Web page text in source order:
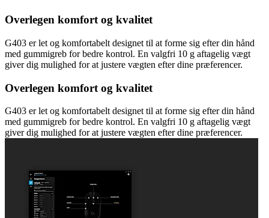
Overlegen komfort og kvalitet
G403 er let og komfortabelt designet til at forme sig efter din hånd
med gummigreb for bedre kontrol. En valgfri 10 g aftagelig vægt
giver dig mulighed for at justere vægten efter dine præferencer.
Overlegen komfort og kvalitet
G403 er let og komfortabelt designet til at forme sig efter din hånd
med gummigreb for bedre kontrol. En valgfri 10 g aftagelig vægt
giver dig mulighed for at justere vægten efter dine præferencer.